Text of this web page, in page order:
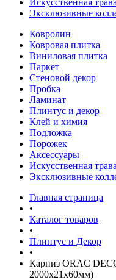
Искусственная трава
Эксклюзивные
Ковролин
Ковровая плитка
Виниловая плитка
Паркет
Стеновой декор
Пробка
Ламинат
Плинтус и декор
Клей и химия
Подложка
Порожек
Аксессуары
Искусственная трава
Эксклюзивные
Главная страница
•
Каталог товаров
•
Плинтус и Декор
•
Карниз ORAC
2000х21х60мм)